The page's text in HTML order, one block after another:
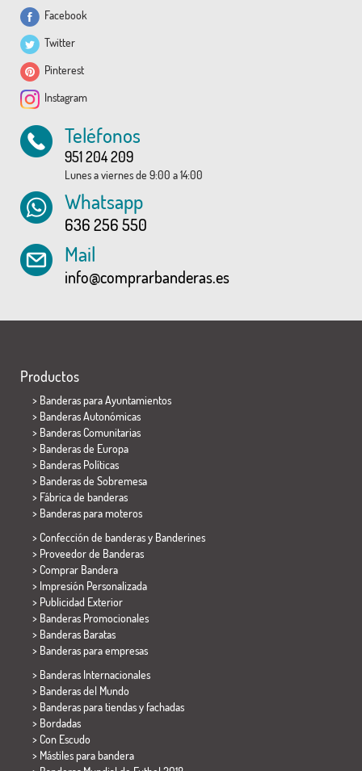
Facebook
Twitter
Pinterest
Instagram
Teléfonos
951 204 209
Lunes a viernes de 9:00 a 14:00
Whatsapp
636 256 550
Mail
info@comprarbanderas.es
Productos
> Banderas para Ayuntamientos
> Banderas Autonómicas
> Banderas Comunitarias
> Banderas de Europa
> Banderas Políticas
> Banderas de Sobremesa
> Fábrica de banderas
> Banderas para moteros
> Confección de banderas y Banderines
> Proveedor de Banderas
> Comprar Bandera
> Impresión Personalizada
> Publicidad Exterior
> Banderas Promocionales
> Banderas Baratas
> Banderas para empresas
> Banderas Internacionales
> Banderas del Mundo
> Banderas para tiendas y fachadas
> Bordadas
> Con Escudo
> Mástiles para bandera